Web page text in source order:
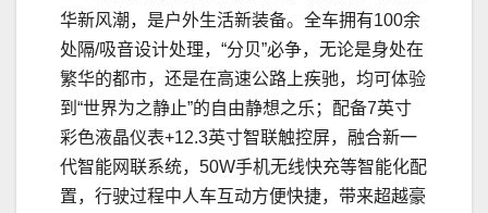
华新风潮，是户外生活新装备。全车拥有100余
处隔/吸音设计处理，“分贝”必争，无论是身处在
繁华的都市，还是在高速公路上疾驰，均可体验
到“世界为之静止”的自由静想之乐；配备7英寸
彩色液晶仪表+12.3英寸智联触控屏，融合新一
代智能网联系统，50W手机无线快充等智能化配
置，行驶过程中人车互动方便快捷，带来超越豪